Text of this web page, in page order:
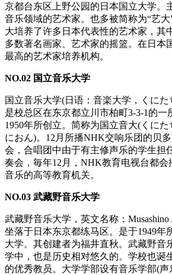
京都台东区上野公园的日本国立大学。
音乐领域的艺术家。也多被简称为“艺
大培养了许多日本代表性的艺术家，其
多数著名画家、艺术家的摇篮。在日本
最高的艺术家培养机构。
NO.02 国立音乐大学
国立音乐大学(日语：音楽大学，くに
是校总区在东京都立川市柏町3-3-1的一
1950年所创立。简称为国立音大(くにた
におん)。12月所播NHK交响乐团的贝
会，合唱团中由于有主修声乐的学生担
奏会，毎年12月，NHK教育电视台都会
音乐的高等教育机关。
NO.03 武藏野音乐大学
武藏野音乐大学，英文名称：Musashino
坐落于日本东京都练马区。是于1949年
大学。其创建者为福井直秋。武藏野音
学中，也是历史相对悠久的。学校也诞
的优秀教员。大学学部设有音乐学部(声